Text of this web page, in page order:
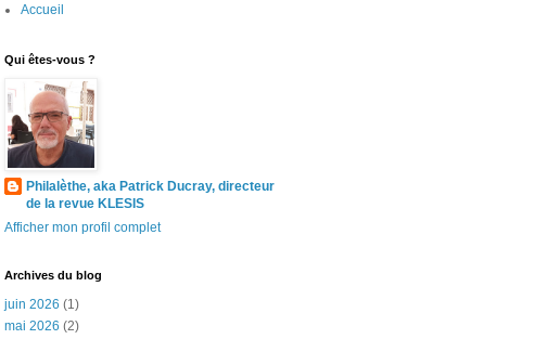
Accueil
Qui êtes-vous ?
Philalèthe, aka Patrick Ducray, directeur
de la revue KLESIS
Afficher mon profil complet
Archives du blog
juin 2026 (1)
mai 2026 (2)